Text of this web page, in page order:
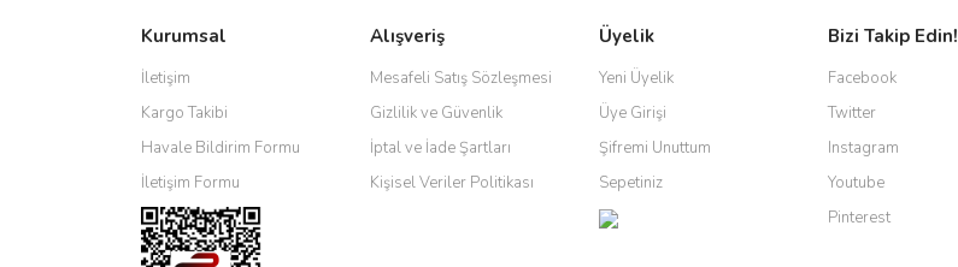
Kurumsal
İletişim
Kargo Takibi
Havale Bildirim Formu
İletişim Formu
Alışveriş
Mesafeli Satış Sözleşmesi
Gizlilik ve Güvenlik
İptal ve İade Şartları
Kişisel Veriler Politikası
Üyelik
Yeni Üyelik
Üye Girişi
Şifremi Unuttum
Sepetiniz
Bizi Takip Edin!
Facebook
Twitter
Instagram
Youtube
Pinterest